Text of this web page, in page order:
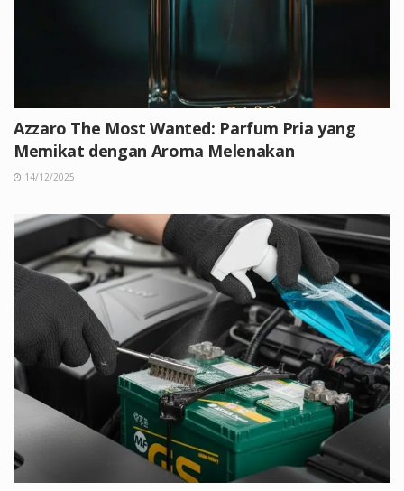
Azzaro The Most Wanted: Parfum Pria yang
Memikat dengan Aroma Melenakan
14/12/2025